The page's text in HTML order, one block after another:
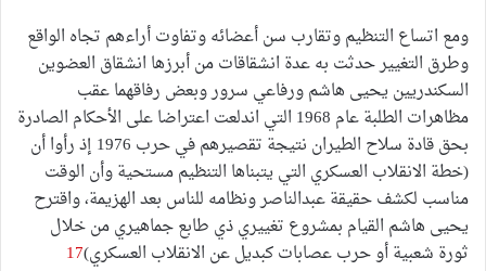
ومع اتساع التنظيم وتقارب سن أعضائه وتفاوت أراءهم تجاه الواقع
وطرق التغيير حدثت به عدة انشقاقات من أبرزها انشقاق العضوين
السكندريين يحيى هاشم ورفاعي سرور وبعض رفاقهما عقب
مظاهرات الطلبة عام 1968 التي اندلعت اعتراضا على الأحكام الصادرة
بحق قادة سلاح الطيران نتيجة تقصيرهم في حرب 1976 إذ رأوا أن
(خطة الانقلاب العسكري التي يتبناها التنظيم مستحية وأن الوقت
مناسب لكشف حقيقة عبدالناصر ونظامه للناس بعد الهزيمة، واقترح
يحيى هاشم القيام بمشروع تغييري ذي طابع جماهيري من خلال
ثورة شعبية أو حرب عصابات كبديل عن الانقلاب العسكري)17